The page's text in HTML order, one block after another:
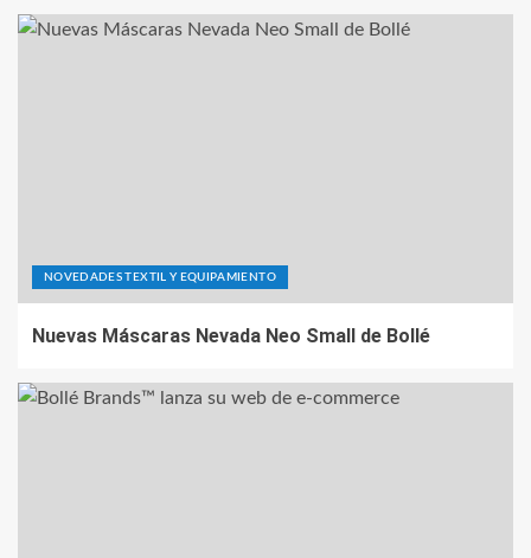
NOVEDADES TEXTIL Y EQUIPAMIENTO
Nuevas Máscaras Nevada Neo Small de Bollé